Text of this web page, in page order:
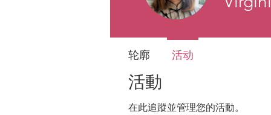
活動
在此追蹤並管理您的活動。
轮廓 活动